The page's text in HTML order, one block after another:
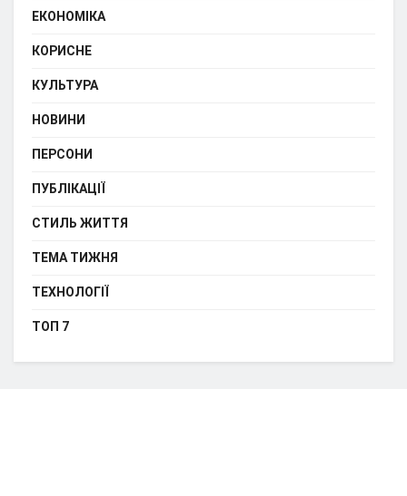
ЕКОНОМІКА
КОРИСНЕ
КУЛЬТУРА
НОВИНИ
ПЕРСОНИ
ПУБЛІКАЦІЇ
СТИЛЬ ЖИТТЯ
ТЕМА ТИЖНЯ
ТЕХНОЛОГІЇ
ТОП 7